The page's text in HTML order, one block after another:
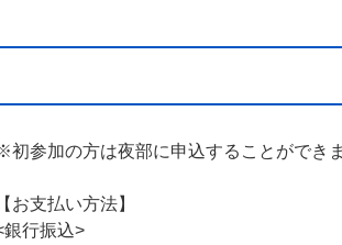
初参加の方は夜部に申込することができ
【お支払い方法】
銀行振込>